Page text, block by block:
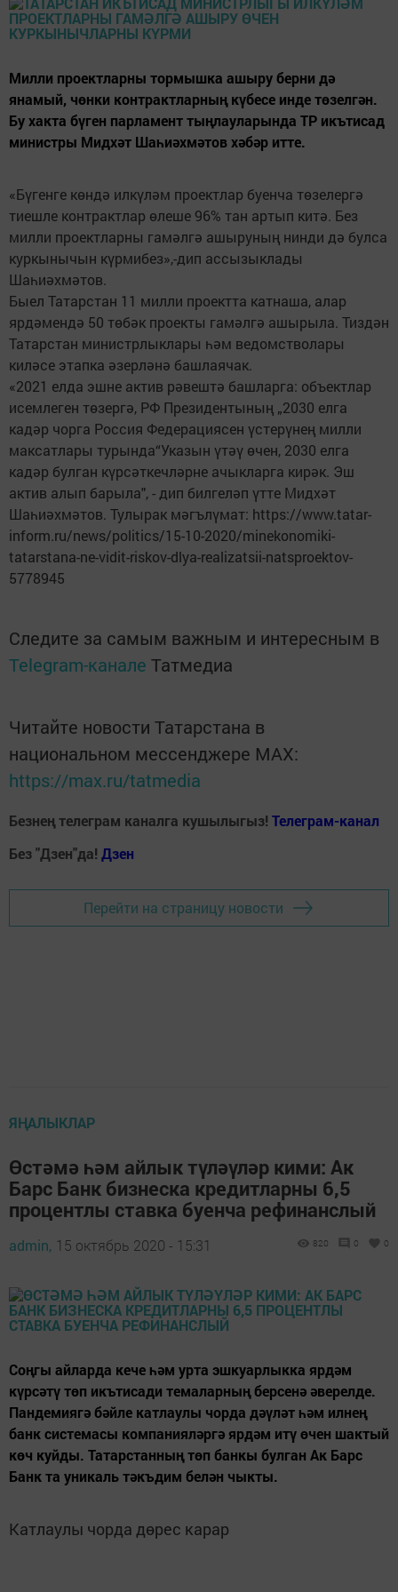
Милли проектларны тормышка ашыру берни дә
янамый, чөнки контрактларның күбесе инде төзелгән.
Бу хакта бүген парламент тыңлауларында ТР икътисад
министры Мидхәт Шаһиәхмәтов хәбәр итте.
«Бүгенге көндә илкүләм проектлар буенча төзелергә
тиешле контрактлар өлеше 96% тан артып китә. Без
милли проектларны гамәлгә ашыруның нинди дә булса
куркынычын күрмибез»,-дип ассызыклады
Шаһиәхмәтов.
Быел Татарстан 11 милли проектта катнаша, алар
ярдәмендә 50 төбәк проекты гамәлгә ашырыла. Тиздән
Татарстан министрлыклары һәм ведомстволары
киләсе этапка әзерләнә башлаячак.
«2021 елда эшне актив рәвештә башларга: объектлар
исемлеген төзергә, РФ Президентының „2030 елга
кадәр чорга Россия Федерациясен үстерүнең милли
максатлары турында“Указын үтәү өчен, 2030 елга
кадәр булган күрсәткечләрне ачыкларга кирәк. Эш
актив алып барыла", - дип билгеләп үтте Мидхәт
Шаһиәхмәтов. Тулырак мәгълүмат: https://www.tatar-
inform.ru/news/politics/15-10-2020/minekonomiki-
tatarstana-ne-vidit-riskov-dlya-realizatsii-natsproektov-
5778945
Следите за самым важным и интересным в
Telegram-канале Татмедиа
Читайте новости Татарстана в
национальном мессенджере MАХ:
https://max.ru/tatmedia
Безнең телеграм каналга кушылыгыз! Телеграм-канал
Без "Дзен"да! Дзен
Перейти на страницу новости
ЯҢАЛЫКЛАР
Өстәмә һәм айлык түләүләр кими: Ак
Барс Банк бизнеска кредитларны 6,5
процентлы ставка буенча рефинанслый
admin, 15 октябрь 2020 - 15:31 820 0 0
Соңгы айларда кече һәм урта эшкуарлыкка ярдәм
күрсәтү төп икътисади темаларның берсенә әверелде.
Пандемиягә бәйле катлаулы чорда дәүләт һәм илнең
банк системасы компанияләргә ярдәм итү өчен шактый
көч куйды. Татарстанның төп банкы булган Ак Барс
Банк та уникаль тәкъдим белән чыкты.
Катлаулы чорда дөрес карар